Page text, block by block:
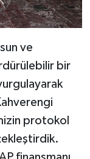
ve
bir
protokol